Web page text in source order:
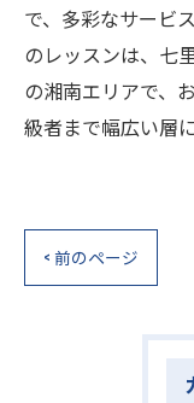
で、多彩なサービ
のレッスンは、七
の湘南エリアで、
級者まで幅広い層
< 前のページ